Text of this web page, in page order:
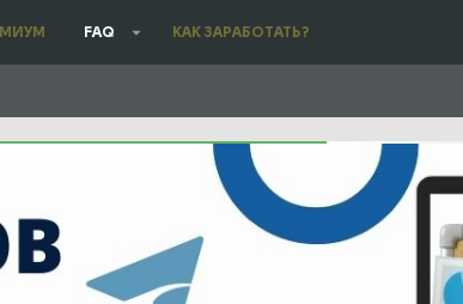
FAQ КАК ЗАРАБОТАТЬ?